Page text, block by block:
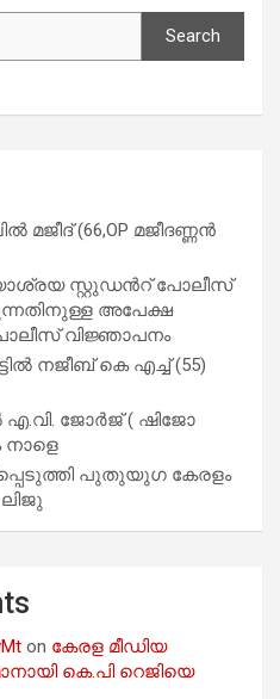
Search
മജീദ് (66,OP മജീദണ്ണൻ
സ്റ്റുഡന്‍റ് പോലീസ്
അപേക്ഷ
വിജ്ഞാപനം
നജീബ് കെ എച്ച് (55)
എ.​വി. ജോ​ർ​ജ് ( ഷിജോ
നാളെ
പുതുയുഗ കേരളം
ലിജു
on കേരള മീഡിയ
കെ.പി റെജിയെ